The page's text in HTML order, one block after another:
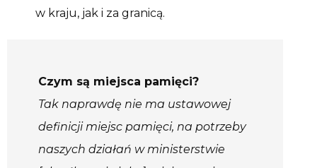
w kraju, jak i za granicą.
Czym są miejsca pamięci?
Tak naprawdę nie ma ustawowej
definicji miejsc pamięci, na potrzeby
naszych działań w ministerstwie